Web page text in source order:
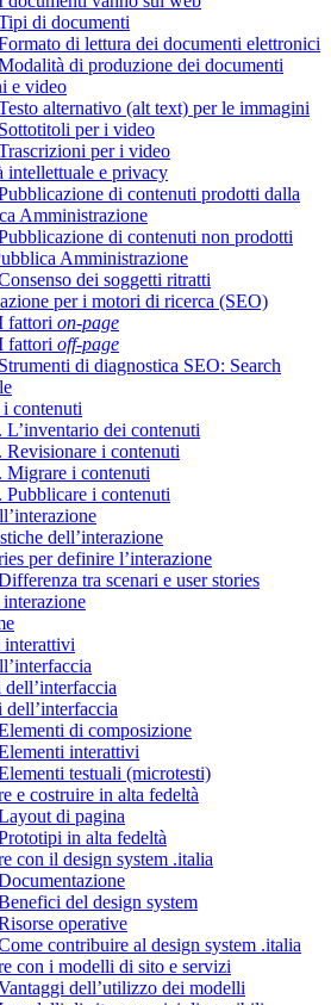
di documenti
di lettura dei documenti elettronici
di produzione dei documenti
e video
alternativo (alt text) per le immagini
per i video
per i video
intellettuale e privacy
di contenuti prodotti dalla
Amministrazione
di contenuti non prodotti
Amministrazione
dei soggetti ritratti
per i motori di ricerca (SEO)
fattori on-page
fattori off-page
di diagnostica SEO: Search
contenuti
L’inventario dei contenuti
Revisionare i contenuti
Migrare i contenuti
Pubblicare i contenuti
dell’interazione
per definire l’interazione
tra scenari e user stories
interattivi
di composizione
interattivi
testuali (microtesti)
e costruire in alta fedeltà
di pagina
in alta fedeltà
con il design system .italia
del design system
operative
contribuire al design system .italia
con i modelli di sito e servizi
dell’utilizzo dei modelli